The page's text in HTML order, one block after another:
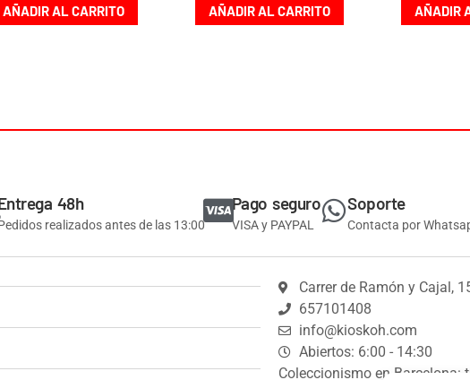
AÑADIR AL CARRITO AÑADIR AL CARRITO AÑADIR
48h
realizados antes de las 13:00
Pago seguro
VISA y PAYPAL
Soporte
Contacta por
Carrer de Ramón y Cajal,
657101408
info@kioskoh.com
Abiertos: 6:00 - 14:30
Coleccionismo en Barcelona: